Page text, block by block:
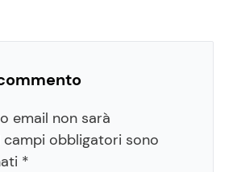
email non sarà
campi obbligatori sono
*